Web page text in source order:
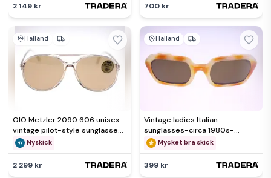
2 149 kr 700 kr
Halland
OIO Metzler 2090 606 unisex
vintage pilot-style sunglasses
with Zeiss lenses-NEW
Nyskick
2 299 kr
Halland
Vintage ladies Italian
sunglasses-circa 1980s-
Weight 44g-FREE postage
Sweden
Mycket bra skick
399 kr